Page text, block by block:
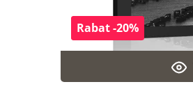
Rabat -20%